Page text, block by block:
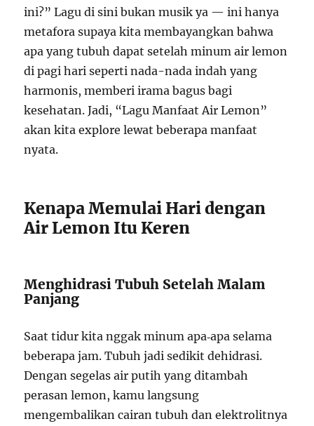
ini?” Lagu di sini bukan musik ya — ini hanya
metafora supaya kita membayangkan bahwa
apa yang tubuh dapat setelah minum air lemon
di pagi hari seperti nada-nada indah yang
harmonis, memberi irama bagus bagi
kesehatan. Jadi, “Lagu Manfaat Air Lemon”
akan kita explore lewat beberapa manfaat
nyata.
Kenapa Memulai Hari dengan
Air Lemon Itu Keren
Menghidrasi Tubuh Setelah Malam
Panjang
Saat tidur kita nggak minum apa‑apa selama
beberapa jam. Tubuh jadi sedikit dehidrasi.
Dengan segelas air putih yang ditambah
perasan lemon, kamu langsung
mengembalikan cairan tubuh dan elektrolitnya